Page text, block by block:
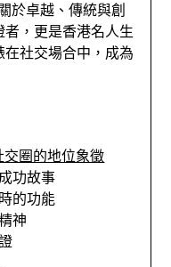
於卓越、傳統與創
，更是香港名人生
社交場合中，成為
交圈的地位象徵
功故事
的功能
神